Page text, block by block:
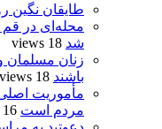
طایقان نگین
محله‌ای در قم
شد 18 views
زنان مسلمان
باشند 18 views
مأموریت
مردم است 16 views